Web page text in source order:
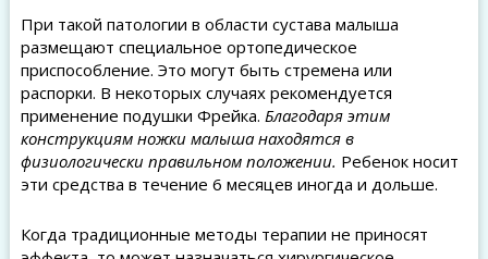
При такой патологии в области сустава малыша
размещают специальное ортопедическое
приспособление. Это могут быть стремена или
распорки. В некоторых случаях рекомендуется
применение подушки Фрейка. Благодаря этим
конструкциям ножки малыша находятся в
физиологически правильном положении. Ребенок носит
эти средства в течение 6 месяцев иногда и дольше.
Когда традиционные методы терапии не приносят